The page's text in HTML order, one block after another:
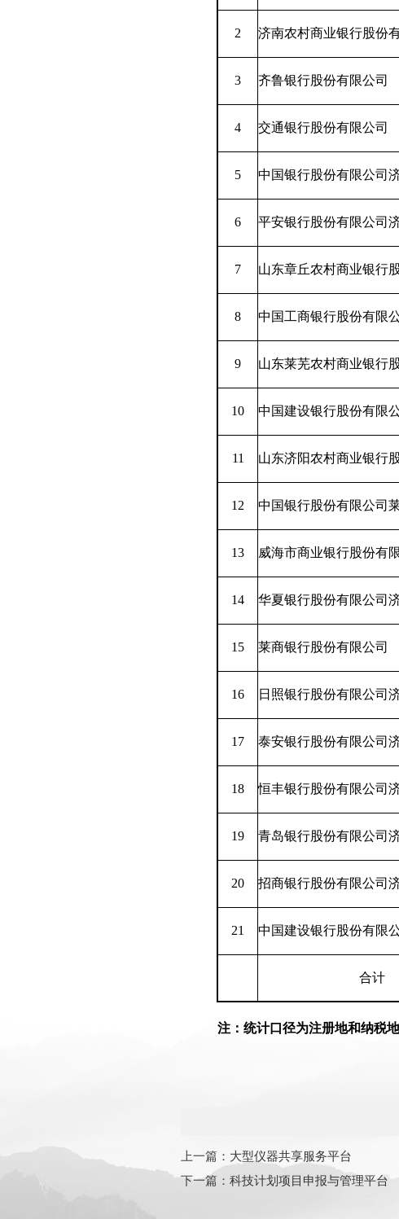
2 济南农村商业银行股份
3 齐鲁银行股份有限公司
4 交通银行股份有限公司
5 中国银行股份有限公司
6 平安银行股份有限公司
7 山东章丘农村商业银行
8 中国工商银行股份有限
9 山东莱芜农村商业银行
10 中国建设银行股份有限
11 山东济阳农村商业银行
12 中国银行股份有限公司
13 威海市商业银行股份有
14 华夏银行股份有限公司
15 莱商银行股份有限公司
16 日照银行股份有限公司
17 泰安银行股份有限公司
18 恒丰银行股份有限公司
19 青岛银行股份有限公司
20 招商银行股份有限公司
21 中国建设银行股份有限
合计
注：统计口径为注册地和纳税
上一篇： 大型仪器共享服务平台
下一篇： 科技计划项目申报与管理平台